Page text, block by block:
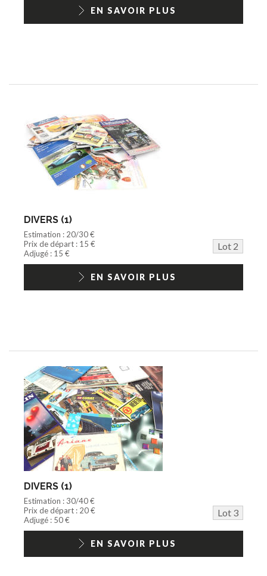
1/18ème moderneEN SAVOIR PLUS
DIVERS (1)
Estimation : 20/30 €
Prix de départ : 15 €
Lot 2
Adjugé : 15 €
EN SAVOIR PLUS
DIVERS (1)
Estimation : 30/40 €
Prix de départ : 20 €
Lot 3
Adjugé : 50 €
EN SAVOIR PLUS